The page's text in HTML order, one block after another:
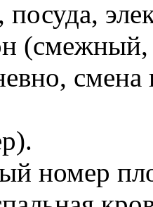
смена
номер